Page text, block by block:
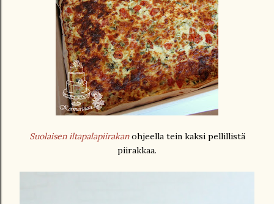
Suolaisen iltapalapiirakanohjeella tein kaksi pellillistä
piirakkaa.